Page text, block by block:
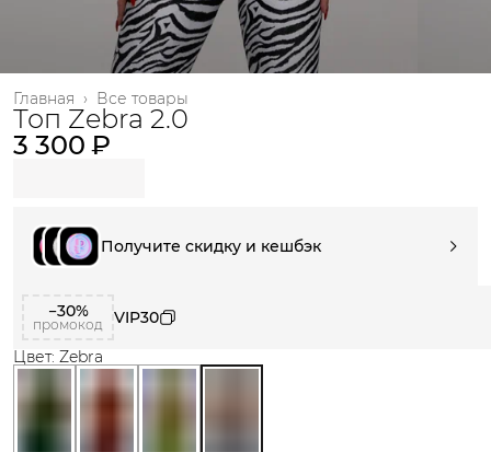
Все товары
Главная ›
Топ Zebra 2.0
3 300 ₽
Получите скидку и кешбэк
−30%
промокод
VIP30
Цвет: Zebra